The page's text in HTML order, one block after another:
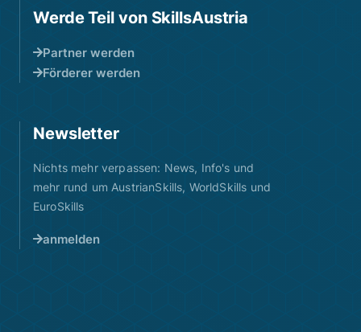
Werde Teil von SkillsAustria
Partner werden
Förderer werden
Newsletter
Nichts mehr verpassen: News, Info's und
mehr rund um AustrianSkills, WorldSkills und
EuroSkills
anmelden